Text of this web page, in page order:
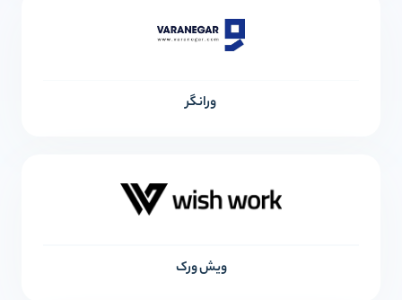
ورانگر
ویش ورک